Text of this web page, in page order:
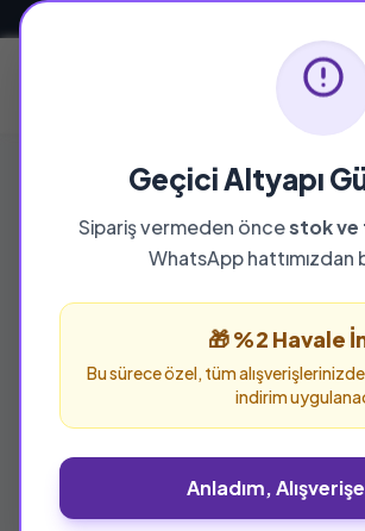
Geçici Altyapı
Sipariş vermeden öncestok ve
WhatsApp hattımızdan
🎁 %2 Havale
Bu sürece özel, tüm
indirim
Anladım,
YAYINEVI
Vural
Vural Yayıncılık
verebilirsiniz.